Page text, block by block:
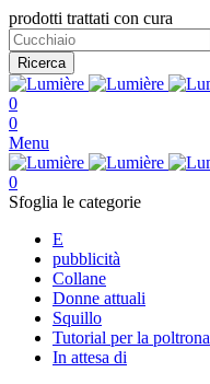
prodotti trattati con cura
Ricerca
0
0
Menu
0
Sfoglia le categorie
E
pubblicità
Collane
Donne attuali
Squillo
Tutorial per la poltrona
In attesa di